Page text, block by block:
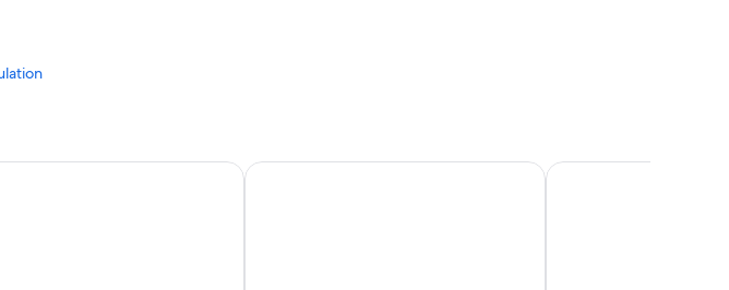
longues
d'assistance pour les visites touristiques ou l'achat de billets et coffre-fort à la réception
Beach & Resort Candi Beach Resort and Spa Amarta Beach